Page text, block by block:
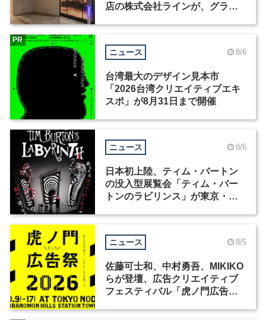
店の株式会社ラインが、グラフ
ニュース 8/6
台湾最大のデザイン見本市
「2026台湾クリエイティブエキ
スポ」が8月31日まで開催
PR
ニュース 8/6
日本初上陸、ティム・バートン
の没入型展覧会「ティム・バー
トンのラビリンス」が東京・豊
ニュース 8/5
佐藤可士和、中村勇吾、MIKIKO
らが登壇、広告クリエイティブ
フェスティバル「虎ノ門広告